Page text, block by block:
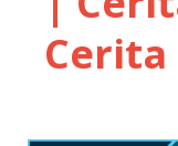
Cerita